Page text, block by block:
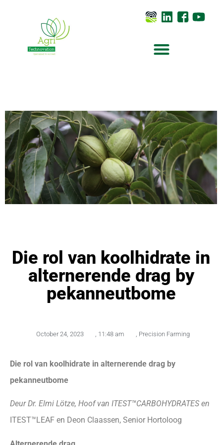
Die rol van koolhidrate in
alternerende drag by
pekanneutbome
October 24, 2023 11:48 am Precision Farming
Die rol van koolhidrate in alternerende drag by
pekanneutbome
Deur Dr. Elmi Lötze, Hoof van ITEST™CARBOHYDRATES en
ITEST™LEAF en Deon Claassen, Senior Hortoloog